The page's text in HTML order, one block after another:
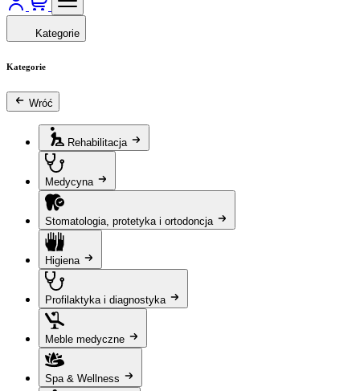
Kategorie
Kategorie
Wróć
Rehabilitacja
Medycyna
Stomatologia, protetyka i ortodoncja
Higiena
Profilaktyka i diagnostyka
Meble medyczne
Spa & Wellness